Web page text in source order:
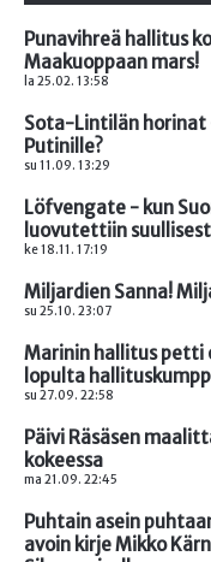
Punavihreä hallitus
Maakuoppaan mars!
la 25.02. 13:58
Sota-Lintilän horinat
Putinille?
su 11.09. 13:29
Löfvengate - kun
luovutettiin
ke 18.11. 17:19
Miljardien Sanna!
su 25.10. 23:07
Marinin hallitus petti
lopulta
su 27.09. 22:58
Päivi Räsäsen
kokeessa
ma 21.09. 22:45
Puhtain asein
avoin kirje Mikko